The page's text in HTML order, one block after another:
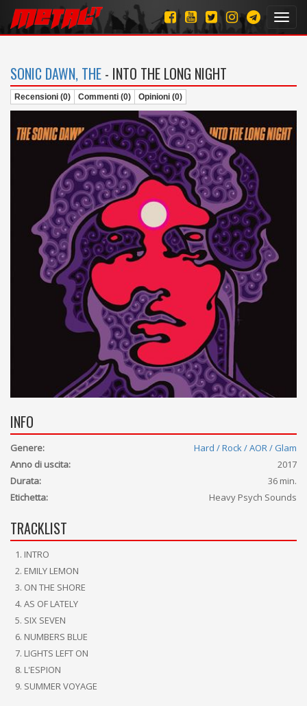
SONIC DAWN, THE - INTO THE LONG NIGHT
Recensioni (0) Commenti (0) Opinioni (0)
INFO
Genere:
Hard / Rock / AOR / Glam
Anno di uscita:
2017
Durata:
36 min.
Etichetta:
Heavy Psych Sounds
TRACKLIST
INTRO
EMILY LEMON
ON THE SHORE
AS OF LATELY
SIX SEVEN
NUMBERS BLUE
LIGHTS LEFT ON
L'ESPION
SUMMER VOYAGE